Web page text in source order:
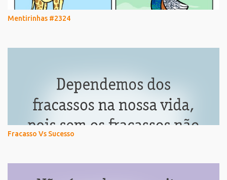
Mentirinhas #2324
Fracasso Vs Sucesso